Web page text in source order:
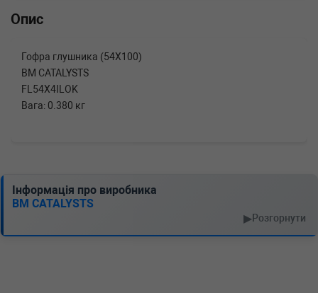
Опис
Гофра глушника (54X100)
BM CATALYSTS
FL54X4ILOK
Вага: 0.380 кг
Інформація про виробника
BM CATALYSTS
▶Розгорнути